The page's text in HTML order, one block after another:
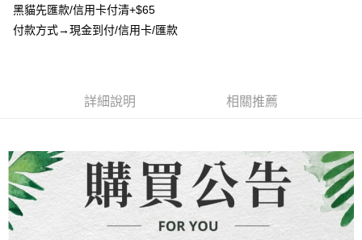
1.本服務係由「台灣大哥大股份有限公司」（以下簡稱本公司）所提供，讓
用戶於交易時，得透過本服務購買商品或服務，並由商店將買賣／分期付款
3.完整用戶服務條款，請詳閱以下連結：
https://oppay.tw/userRule
ATM／網路銀行／等多元方式進行付款，方視為交易完成。
※ 請注意：結帳手續完成當下不需立刻繳費，但若您需要取消訂單，請聯絡
購買商品的店家。未經商家同意取消之訂單仍視為有效，需透過AFTEE先享
客戶支援中心」https://netprotections.freshdesk.com/support/home
易，需依本服務之必要範圍內提供個人資料，並將交易相關給付款項請求債
權轉讓予恩沛科技股份有限公司。
２．關於個人資料處理事宜，請瀏覽以下網址：
https://aftee.tw/terms/#terms3
３．未成年的使用者請事先徵得法定代理人或監護人之同意方可使用
「AFTEE先享後付」，若未經同意申辦者引起之損失，本公司不負相關責
每筆NT$80，滿NT$1,500(含以上)免運費
黑貓先匯款/信用卡付清+$65
付款方式→現金到付/信用卡/匯款
詳細說明 相關推薦